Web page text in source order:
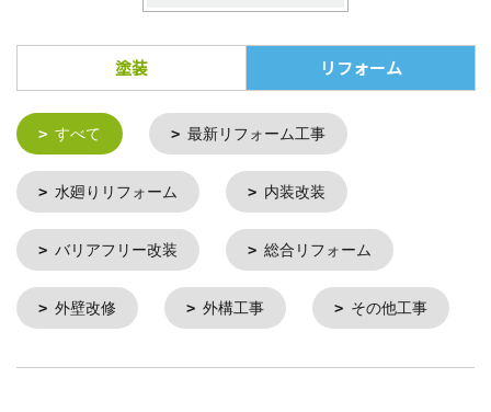
塗装 リフォーム
すべて 最新リフォーム工事
水廻りリフォーム 内装改装
バリアフリー改装 総合リフォーム
外壁改修 外構工事 その他工事